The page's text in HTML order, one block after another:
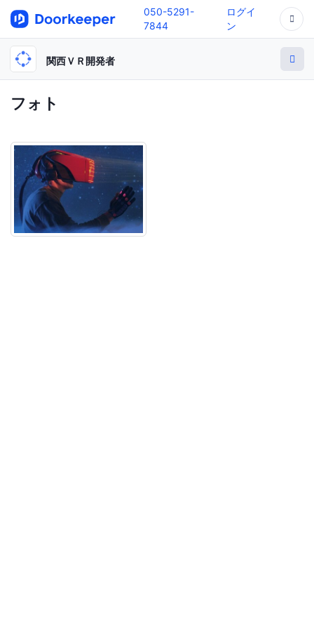
050-5291-
7844
ログイ
ン
関西ＶＲ開発者
フォト